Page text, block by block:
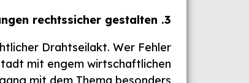
3. Arbeitgeber in Syke: Kündigungen rechtssicher gestalten
Drahtseilakt. Wer Fehler
mit engem wirtschaftlichen
mit dem Thema besonders